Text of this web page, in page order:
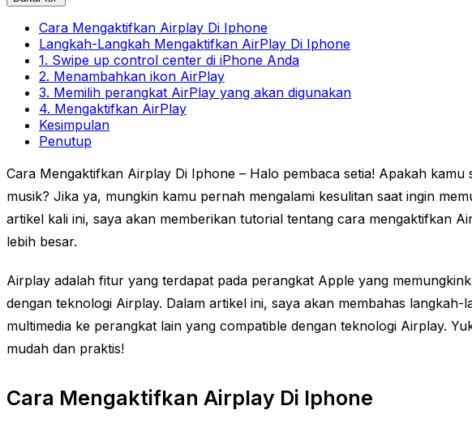
Cara Mengaktifkan Airplay Di Iphone
Langkah-Langkah Mengaktifkan AirPlay Di Iphone
1. Swipe up control center di iPhone Anda
2. Menambahkan ikon AirPlay
3. Memilih perangkat AirPlay yang akan digunakan
4. Mengaktifkan AirPlay
Kesimpulan
Penutup
Cara Mengaktifkan Airplay Di Iphone – Halo pembaca setia! Apakah
musik? Jika ya, mungkin kamu pernah mengalami kesulitan saat ingin
artikel kali ini, saya akan memberikan tutorial tentang cara mengaktifkan
lebih besar.
Airplay adalah fitur yang terdapat pada perangkat Apple yang
dengan teknologi Airplay. Dalam artikel ini, saya akan membahas
multimedia ke perangkat lain yang compatible dengan teknologi Airplay.
mudah dan praktis!
Cara Mengaktifkan Airplay Di Iphone